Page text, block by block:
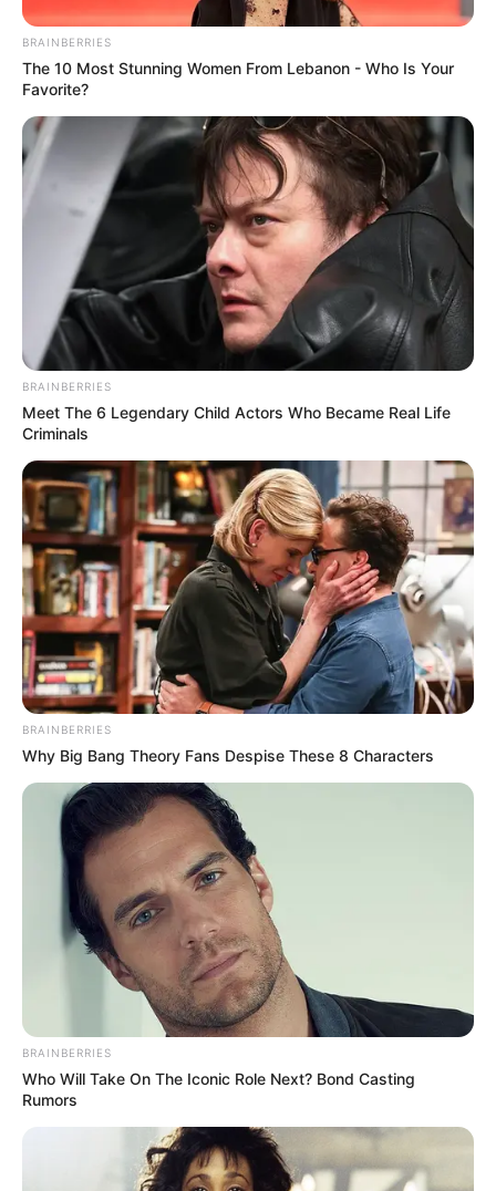
วิเคราะห์ให้แล้ว เลขรวยปลดหนี้เกลี้ยง เลขเศรษฐีเน้นๆ
ตรงๆ งวด 16 พ.ค.62
ลอตเตอรี่ หวย อ.แมน พลังเลข
เคล็ดลับเสริมดวง
เลขนำโชค
เลขเด็ด เลขเศรษฐี 12 ราศี เสริมโชคลาภ
นักเขียน
เชื่อในสิ่งที่เฮ็ด เฮ็ดในสิ่งที่เชื่อ
เนื้อหาที่ได้รับการโปรโมต
She Took Her Love For Horses To A Whole New Level
Some Moments Got Out Of Control Quickly
BRAINBERRIES
BRAINBERRIES
The 10 Most Stunning Women From Lebanon - Who Is Your
Favorite?
BRAINBERRIES
Meet The 6 Legendary Child Actors Who Became Real Life
Criminals
BRAINBERRIES
Why Big Bang Theory Fans Despise These 8 Characters
BRAINBERRIES
Who Will Take On The Iconic Role Next? Bond Casting
Rumors